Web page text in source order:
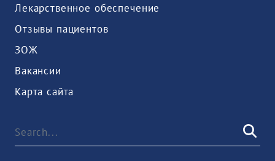
Лекарственное обеспечение
Отзывы пациентов
ЗОЖ
Вакансии
Карта сайта